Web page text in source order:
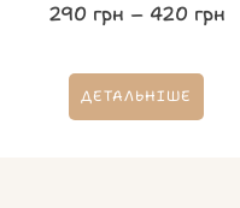
290 грн – 420 грн
ДЕТАЛЬНІШЕ